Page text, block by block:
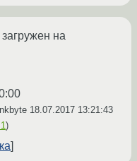
на
18.07.2017 13:21:43
)